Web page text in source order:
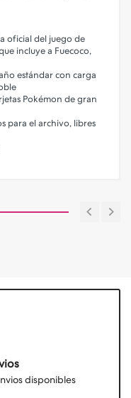
oficial del juego de
incluye a Fuecoco,
estándar con carga
Pokémon de gran
para el archivo, libres
disponibles